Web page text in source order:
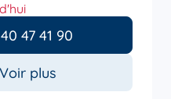
47 41 90
Voir plus